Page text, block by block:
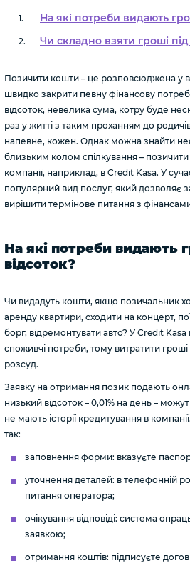
На які потреби видають
Чи складно взяти гроші під
Позичити кошти – це розповсюджена у
швидко закрити певну фінансову
відсоток, невелика сума, котру буде
раз у житті з таким проханням до
напевне, кожен. Однак можна знайти
близьким колом спілкування – позичити
компанії, наприклад, в Credit Kasa. У
популярний вид послуг, який дозволяє
вирішити термінове питання з
На які потреби видають
відсоток?
Чи видадуть кошти, якщо позичальник
аренду квартири, сходити на концерт,
борг, відремонтувати авто? У Credit
споживчі потреби, тому витратити
розсуд.
Заявку на отримання позик подають
низький відсоток – 0,01% на день –
не мають історії кредитування в
так:
заповнення форми: вказуєте
уточнення деталей: в телефонній
питання оператора;
очікування відповіді: система
заявкою;
отримання коштів: підписуєте